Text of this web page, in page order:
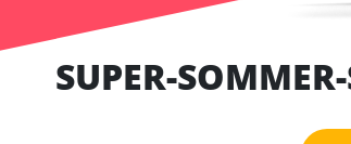
SUPER-